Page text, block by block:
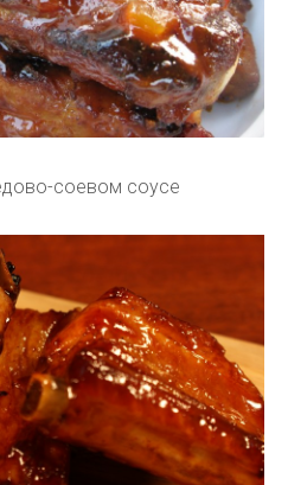
соевом соусе